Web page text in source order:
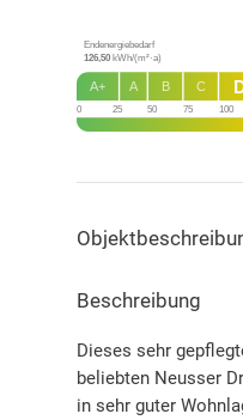
0 25 50 75 100
C
B
A
A+
Endenergiebedarf
126,50kWh/(m²·a)
Beschreibung
Dieses sehr
beliebten Neusser
in sehr guter